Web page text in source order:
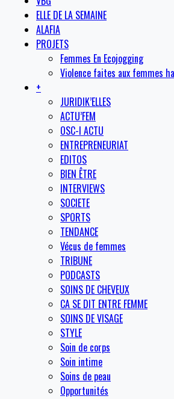
ELLE DE LA SEMAINE
ALAFIA
PROJETS
Femmes En Ecojogging
Violence faites aux femmes
+
JURIDIK’ELLES
ACTU’FEM
OSC-I ACTU
ENTREPRENEURIAT
EDITOS
BIEN ÊTRE
INTERVIEWS
SOCIETE
SPORTS
TENDANCE
Vécus de femmes
TRIBUNE
PODCASTS
SOINS DE CHEVEUX
CA SE DIT ENTRE FEMME
SOINS DE VISAGE
STYLE
Soin de corps
Soin intime
Soins de peau
Opportunités